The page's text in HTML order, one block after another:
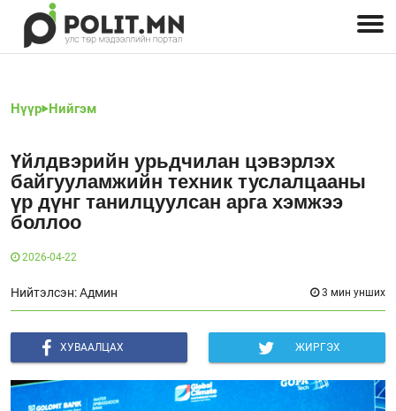
Нүүр Нийгэм
Үйлдвэрийн урьдчилан цэвэрлэх
байгууламжийн техник туслалцааны
үр дүнг танилцуулсан арга хэмжээ
боллоо
2026-04-22
Нийтэлсэн: Админ 3 мин унших
ХУВААЛЦАХ ЖИРГЭХ